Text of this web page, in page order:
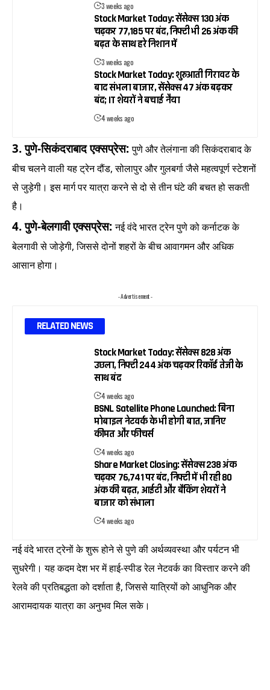
3 weeks ago
Stock Market Today: सेंसेक्स 130 अंक
चढ़कर 77,185 पर बंद, निफ्टी भी 26 अंक की
बढ़त के साथ हरे निशान में
3 weeks ago
Stock Market Today: शुरुआती गिरावट के
बाद संभला बाजार, सेंसेक्स 47 अंक बढ़कर
बंद; IT शेयरों ने बचाई नैया
4 weeks ago
3. पुणे-सिकंदराबाद एक्सप्रेस: पुणे और तेलंगाना की सिकंदराबाद के
बीच चलने वाली यह ट्रेन दौंड, सोलापुर और गुलबर्गा जैसे महत्वपूर्ण स्टेशनों
से जुड़ेगी। इस मार्ग पर यात्रा करने से दो से तीन घंटे की बचत हो सकती
है।
4. पुणे-बेलगावी एक्सप्रेस: नई वंदे भारत ट्रेन पुणे को कर्नाटक के
बेलगावी से जोड़ेगी, जिससे दोनों शहरों के बीच आवागमन और अधिक
आसान होगा।
- Advertisement -
RELATED NEWS
Stock Market Today: सेंसेक्स 828 अंक
उछला, निफ्टी 244 अंक चढ़कर रिकॉर्ड तेजी के
साथ बंद
4 weeks ago
BSNL Satellite Phone Launched: बिना
मोबाइल नेटवर्क के भी होगी बात, जानिए
कीमत और फीचर्स
4 weeks ago
Share Market Closing: सेंसेक्स 238 अंक
चढ़कर 76,741 पर बंद, निफ्टी में भी रही 80
अंक की बढ़त, आईटी और बैंकिंग शेयरों ने
बाजार को संभाला
4 weeks ago
नई वंदे भारत ट्रेनों के शुरू होने से पुणे की अर्थव्यवस्था और पर्यटन भी
सुधरेगी। यह कदम देश भर में हाई-स्पीड रेल नेटवर्क का विस्तार करने की
रेलवे की प्रतिबद्धता को दर्शाता है, जिससे यात्रियों को आधुनिक और
आरामदायक यात्रा का अनुभव मिल सके।